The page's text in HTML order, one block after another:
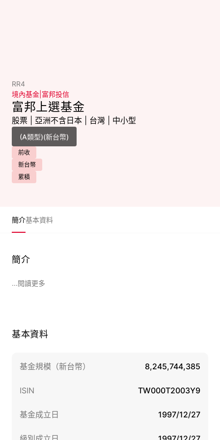
RR4
境內基金 富邦投信
富邦上選基金
股票 亞洲不含日本 台灣 中小型
前收
新台幣
累積
簡介基本資料
簡介
...閱讀更多
基本資料
基金規模（新台幣） 8,245,744,385
ISIN TW000T2003Y9
基金成立日 1997/12/27